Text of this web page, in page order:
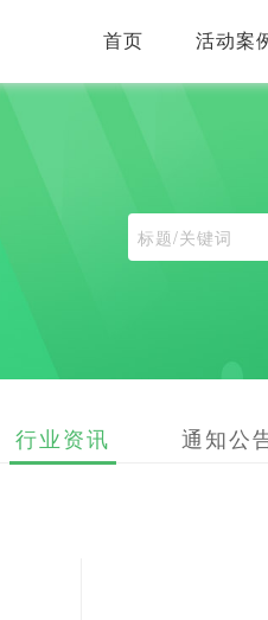
首页 活动案
行业资讯 通知公